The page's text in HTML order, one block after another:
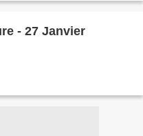
- 27 Janvier